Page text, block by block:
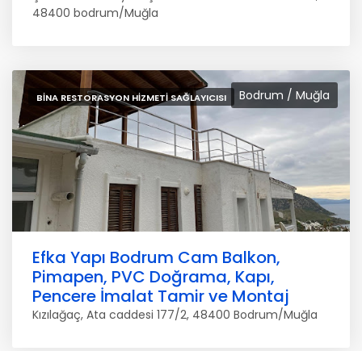
48400 bodrum/Muğla
Bodrum / Muğla
BINA RESTORASYON HIZMETI SAĞLAYICISI
Efka Yapı Bodrum Cam Balkon,
Pimapen, PVC Doğrama, Kapı,
Pencere İmalat Tamir ve Montaj
Kızılağaç, Ata caddesi 177/2, 48400 Bodrum/Muğla